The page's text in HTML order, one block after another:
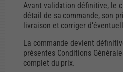
Avant validation définitive, le
détail de sa commande, son
livraison et corriger
La commande devient
présentes Conditions
complet du prix.